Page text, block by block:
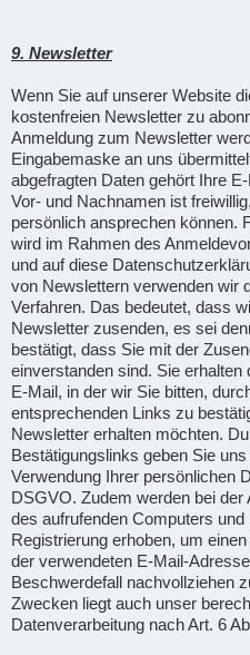
9. Newsletter
Wenn Sie auf unserer Website
kostenfreien Newsletter zu
Anmeldung zum Newsletter
Eingabemaske an uns
abgefragten Daten gehört Ihre
Vor- und Nachnamen ist
persönlich ansprechen können.
wird im Rahmen des
und auf diese
von Newslettern verwenden wir
Verfahren. Das bedeutet, dass
Newsletter zusenden, es sei
bestätigt, dass Sie mit der
einverstanden sind. Sie
E-Mail, in der wir Sie bitten,
entsprechenden Links zu
Newsletter erhalten möchten.
Bestätigungslinks geben Sie
Verwendung Ihrer persönlichen
DSGVO. Zudem werden bei
des aufrufenden Computers
Registrierung erhoben, um
der verwendeten E-Mail-
Beschwerdefall nachvollziehen
Zwecken liegt auch unser
Datenverarbeitung nach Art. 6